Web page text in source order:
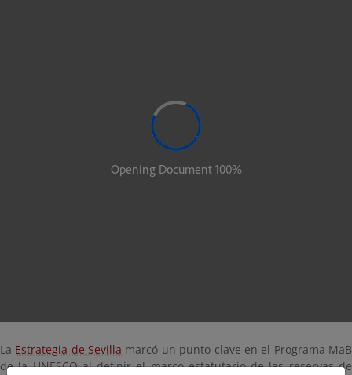
La Estrategia de Sevilla marcó un punto clave en el Programa MaB
de la UNESCO al definir el marco estatutario de las reservas de